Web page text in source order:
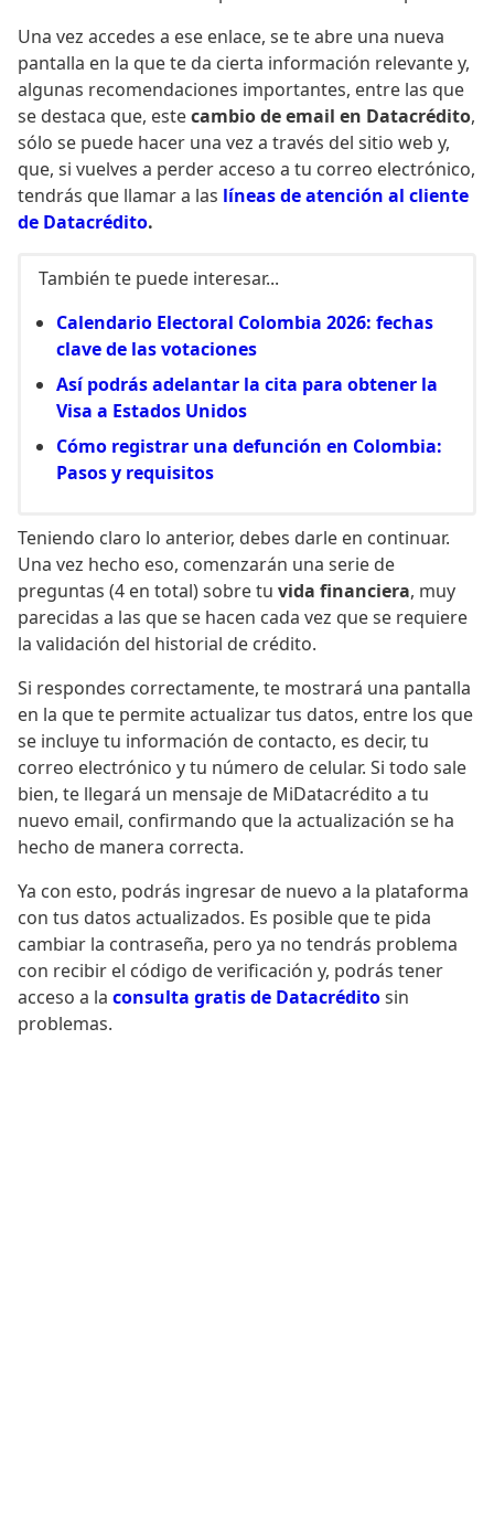
Una vez accedes a ese enlace, se te abre una nueva
pantalla en la que te da cierta información relevante y,
algunas recomendaciones importantes, entre las que
se destaca que, estecambio de email en Datacrédito,
sólo se puede hacer una vez a través del sitio web y,
que, si vuelves a perder acceso a tu correo electrónico,
tendrás que llamar a las líneas de atención al cliente
de Datacrédito.
También te puede interesar...
Calendario Electoral Colombia 2026: fechas
clave de las votaciones
Así podrás adelantar la cita para obtener la
Visa a Estados Unidos
Cómo registrar una defunción en Colombia:
Pasos y requisitos
Teniendo claro lo anterior, debes darle en continuar.
Una vez hecho eso, comenzarán una serie de
preguntas (4 en total) sobre tu vida financiera, muy
parecidas a las que se hacen cada vez que se requiere
la validación del historial de crédito.
Si respondes correctamente, te mostrará una pantalla
en la que te permite actualizar tus datos, entre los que
se incluye tu información de contacto, es decir, tu
correo electrónico y tu número de celular. Si todo sale
bien, te llegará un mensaje de MiDatacrédito a tu
nuevo email, confirmando que la actualización se ha
hecho de manera correcta.
Ya con esto, podrás ingresar de nuevo a la plataforma
con tus datos actualizados. Es posible que te pida
cambiar la contraseña, pero ya no tendrás problema
con recibir el código de verificación y, podrás tener
acceso a la consulta gratis de Datacréditosin
problemas.